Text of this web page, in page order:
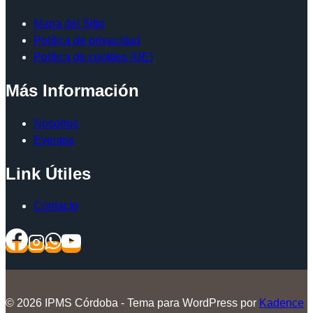
Mapa del Sitio
Política de privacidad
Política de cookies (UE)
Más Información
Nosotros
Eventos
Link Útiles
Contacto
© 2026 IPMS Córdoba - Tema para WordPress por Kadence